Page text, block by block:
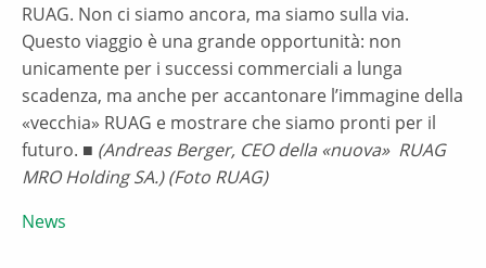
RUAG. Non ci siamo ancora, ma siamo sulla via.
Questo viaggio è una grande opportunità: non
unicamente per i successi commerciali a lunga
scadenza, ma anche per accantonare l’immagine della
«vecchia» RUAG e mostrare che siamo pronti per il
futuro. ■ (Andreas Berger, CEO della «nuova» RUAG
MRO Holding SA.) (Foto RUAG)
News